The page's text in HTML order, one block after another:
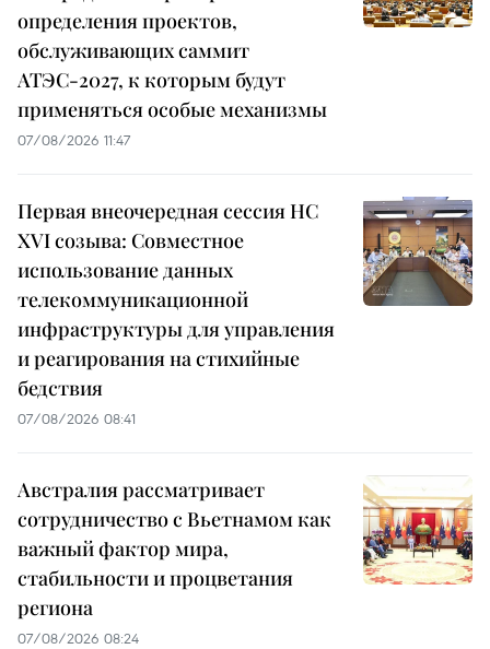
определения проектов,
обслуживающих саммит
АТЭС-2027, к которым будут
применяться особые механизмы
07/08/2026 11:47
Первая внеочередная сессия НС
XVI созыва: Совместное
использование данных
телекоммуникационной
инфраструктуры для управления
и реагирования на стихийные
бедствия
07/08/2026 08:41
Австралия рассматривает
сотрудничество с Вьетнамом как
важный фактор мира,
стабильности и процветания
региона
07/08/2026 08:24